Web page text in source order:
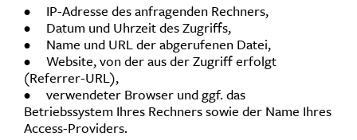
• IP-Adresse des anfragenden Rechners,
• Datum und Uhrzeit des Zugriffs,
• Name und URL der abgerufenen Datei,
• Website, von der aus der Zugriff erfolgt
(Referrer-URL),
• verwendeter Browser und ggf. das
Betriebssystem Ihres Rechners sowie der Name Ihres
Access-Providers.